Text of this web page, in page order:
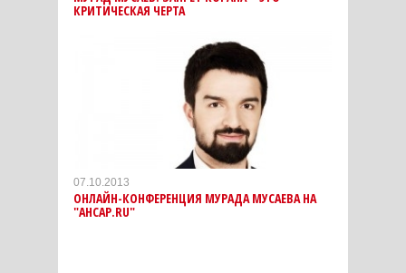
КРИТИЧЕСКАЯ ЧЕРТА
07.10.2013
ОНЛАЙН-КОНФЕРЕНЦИЯ МУРАДА МУСАЕВА НА
"АНСАР.RU"